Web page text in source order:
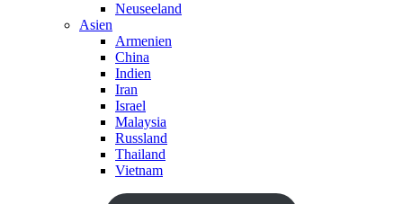
Neuseeland
Asien
Armenien
China
Indien
Iran
Israel
Malaysia
Russland
Thailand
Vietnam